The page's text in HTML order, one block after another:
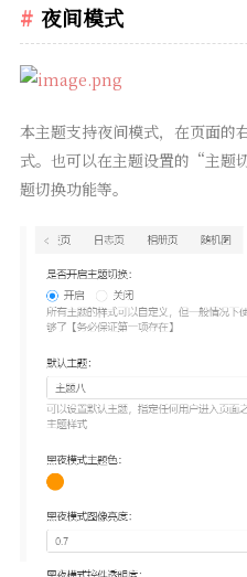
夜间模式
本主题支持夜间模式，在页面的
式。也可以在主题设置的“主题
题切换功能等。